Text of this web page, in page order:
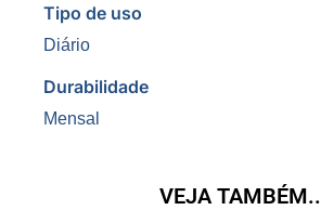
Tipo de uso
Diário
Durabilidade
Mensal
VEJA